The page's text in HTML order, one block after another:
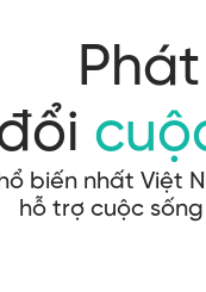
biến nhất Việt
hỗ trợ cuộc